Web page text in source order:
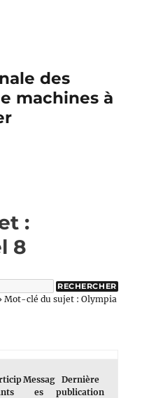
des
machines à
:
8
› Mot-clé du sujet : Olympia
Messag
es
Dernière
publication